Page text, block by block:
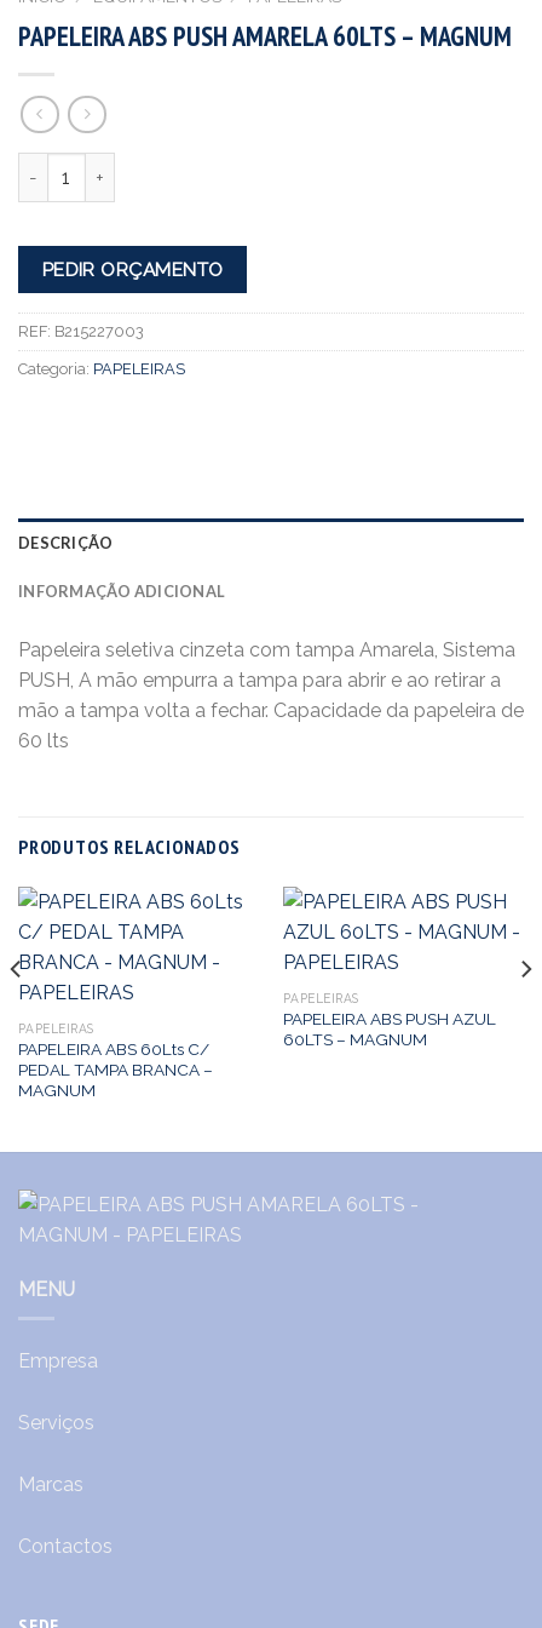
PAPELEIRA ABS PUSH AMARELA 60LTS – MAGNUM
PEDIR ORÇAMENTO
REF: B215227003
Categoria: PAPELEIRAS
DESCRIÇÃO
INFORMAÇÃO ADICIONAL
Papeleira seletiva cinzeta com tampa Amarela, Sistema
PUSH, A mão empurra a tampa para abrir e ao retirar a
mão a tampa volta a fechar. Capacidade da papeleira de
60 lts
PRODUTOS RELACIONADOS
PAPELEIRAS
PAPELEIRA ABS 60Lts C/
PEDAL TAMPA BRANCA –
MAGNUM
PAPELEIRAS
PAPELEIRA ABS PUSH AZUL
60LTS – MAGNUM
MENU
Empresa
Serviços
Marcas
Contactos